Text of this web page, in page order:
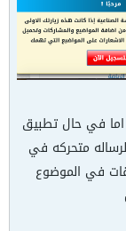
اما في حال تطبيق
متحركه في
في الموضوع